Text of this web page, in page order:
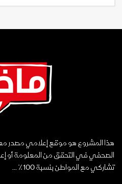
هذا المشروع هو موقع إعلامي مصدر
الصحفي في التحقق من المعلومة أو
تشاركي مع المواطن بنسبة 100٪ ...